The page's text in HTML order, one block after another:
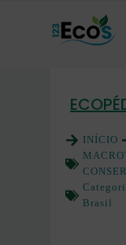
INÍCIO
Brasil